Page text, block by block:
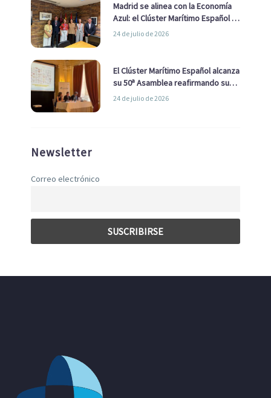
Madrid se alinea con la Economía
Azul: el Clúster Marítimo Español y
la Real Liga Naval avanzan alianzas
24 de julio de 2026
El Clúster Marítimo Español alcanza
su 50ª Asamblea reafirmando su
liderazgo en la Economía Azul
24 de julio de 2026
Newsletter
Correo electrónico